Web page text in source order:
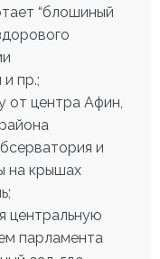
“блошиный
пр.;
от центра Афин,
и
на крышах
центральную
парламента